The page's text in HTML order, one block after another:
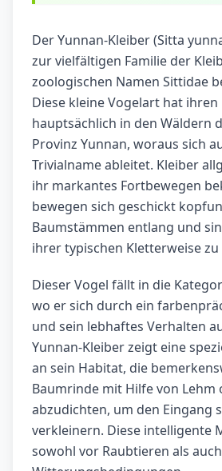
Der Yunnan-Kleiber (Sitta
zur vielfältigen Familie der
zoologischen Namen Sittidae
Diese kleine Vogelart hat ihren
hauptsächlich in den Wäldern
Provinz Yunnan, woraus sich
Trivialname ableitet. Kleiber
ihr markantes Fortbewegen
bewegen sich geschickt
Baumstämmen entlang und
ihrer typischen Kletterweise
Dieser Vogel fällt in die
wo er sich durch ein
und sein lebhaftes Verhalten
Yunnan-Kleiber zeigt eine
an sein Habitat, die
Baumrinde mit Hilfe von Lehm
abzudichten, um den Eingang
verkleinern. Diese intelligente
sowohl vor Raubtieren als